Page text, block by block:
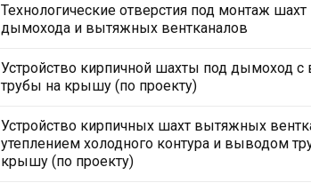
Технологические отверстия под монтаж шахт
дымохода и вытяжных вентканалов
Устройство кирпичной шахты под дымоход
трубы на крышу (по проекту)
Устройство кирпичных шахт вытяжных
утеплением холодного контура и выводом
крышу (по проекту)